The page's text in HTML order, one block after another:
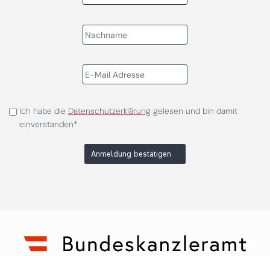
Ich habe die Datenschutzerklärunggelesen und bin damit
einverstanden*
Anmeldung bestätigen